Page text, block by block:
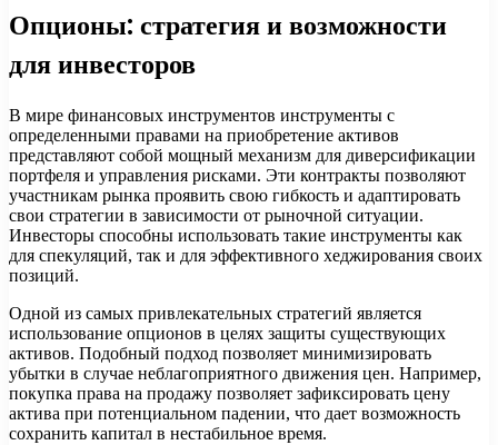
Опционы: стратегия и возможности
для инвесторов
В мире финансовых инструментов инструменты с
определенными правами на приобретение активов
представляют собой мощный механизм для диверсификации
портфеля и управления рисками. Эти контракты позволяют
участникам рынка проявить свою гибкость и адаптировать
свои стратегии в зависимости от рыночной ситуации.
Инвесторы способны использовать такие инструменты как
для спекуляций, так и для эффективного хеджирования своих
позиций.
Одной из самых привлекательных стратегий является
использование опционов в целях защиты существующих
активов. Подобный подход позволяет минимизировать
убытки в случае неблагоприятного движения цен. Например,
покупка права на продажу позволяет зафиксировать цену
актива при потенциальном падении, что дает возможность
сохранить капитал в нестабильное время.